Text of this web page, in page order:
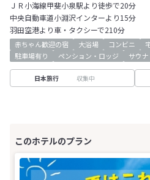
ＪＲ小海線甲斐小泉駅より徒歩で20分
中央自動車道小淵沢インターより15分
羽田空港より車・タクシーで210分
赤ちゃん歓迎の宿 大浴場 コンビニ
駐車場有り
ペンション・ロッジ サウナ
日本旅行 収集中